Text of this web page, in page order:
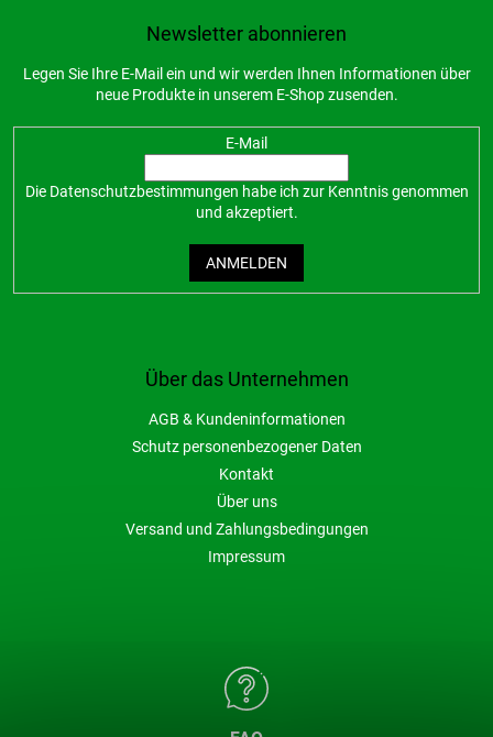
Über das Unternehmen
AGB & Kundeninformationen
Schutz personenbezogener Daten
Kontakt
Über uns
Versand und Zahlungsbedingungen
Impressum
Newsletter abonnieren
Legen Sie Ihre E-Mail ein und wir werden Ihnen Informationen über
neue Produkte in unserem E-Shop zusenden.
E-Mail
Die Datenschutzbestimmungen habe ich zur Kenntnis genommen
und akzeptiert.
ANMELDEN